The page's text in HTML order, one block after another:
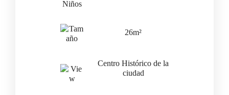
Invitados26m²
Centro Histórico de la
ciudad